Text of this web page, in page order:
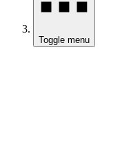
Toggle menu